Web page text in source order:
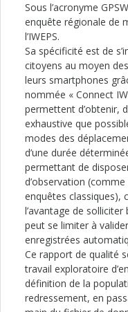
Sous l’acronyme
enquête régionale de
l’IWEPS.
Sa spécificité est de
citoyens au moyen
leurs smartphones
nommée « Connect
permettent d’obtenir,
exhaustive que
modes des
d’une durée
permettant de
d’observation
enquêtes classiques),
l’avantage de
peut se limiter à
enregistrées
Ce rapport de qualité
travail exploratoire
définition de la
redressement, en